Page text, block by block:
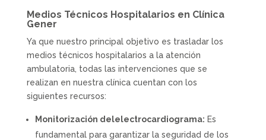
Medios Técnicos Hospitalarios en Clínica
Gener
Ya que nuestro principal objetivo es trasladar los
medios técnicos hospitalarios a la atención
ambulatoria, todas las intervenciones que se
realizan en nuestra clínica cuentan con los
siguientes recursos:
Monitorización delelectrocardiograma: Es
fundamental para garantizar la seguridad de los